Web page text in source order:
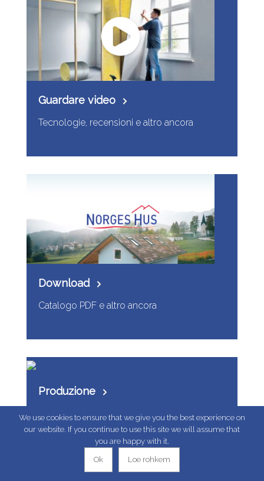
Guardare video
Tecnologie, recensioni e altro ancora
Download
Catalogo PDF e altro ancora
Produzione
Incontra la produzione di case
prefabbricate
We use cookies to ensure that we give you the best experience on
our website. If you continue to use this site we will assume that
you are happy with it.
Ok Loe rohkem